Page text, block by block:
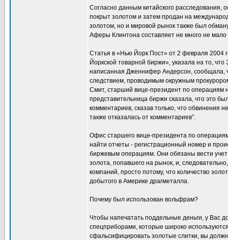
Согласно данным китайского расследования,
покрыт золотом и затем продан на
золотом, но и мировой рынок также был
Аферы Клинтона составляет не много не
Статья в «Нью Йорк Пост» от 2 февраля 2004
Йоркской товарной биржи», указала на то,
написанная Дженнифер Андерсон, сообщала,
следствием, проводимым окружным
Смит, старший вице-президент по операциям
представительница биржи сказала, что это
комментариев, сказав только, что обвинения
также отказалась от комментариев”.
Офис старшего вице-президента по
найти отчеты - регистрационный номер и
биржевым операциям. Они обязаны вести учет
золота, попавшего на рынок, и,
компаний, просто потому, что количество
добытого в Америке драгметалла.
Почему был использован вольфрам?
Чтобы напечатать поддельные деньги, у Вас
спецприборами, которые широко
сфальсифицировать золотые слитки, вы